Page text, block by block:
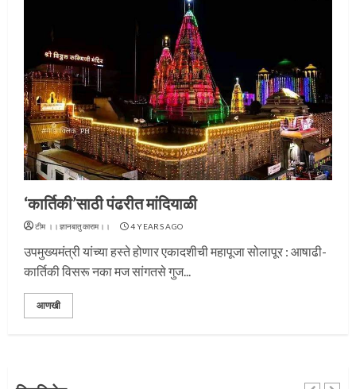
‘कार्तिकी’साठी पंढरीत मांदियाळी
टीम ।।ज्ञानबातुकाराम।। 4 YEARS AGO
उपमुख्यमंत्री यांच्या हस्ते होणार एकादशीची महापूजा सोलापूर : आषाढी-
कार्तिकी विसरू नका मज सांगतसे गुज...
आणखी
3
प्रस्थान सोहळ्यासाठी आळंदी सज्ज
संत दासगणू महाराज पुण्यतिथी